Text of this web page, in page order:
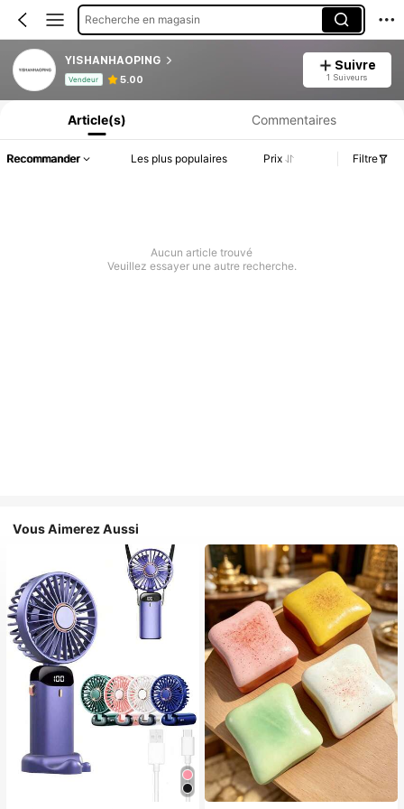
Recherche en magasin
YISHANHAOPING
Vendeur 5.00
Suivre
1 Suiveurs
Informations produit : Divulgation des prix, détails sur les ventes et le stock.
Article(s) Commentaires
Recommander Les plus populaires Prix Filtre
Aucun article trouvé
Veuillez essayer une autre recherche.
Vous Aimerez Aussi